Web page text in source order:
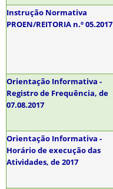
Instrução Normativa
PROEN/REITORIA n.º 05.2017
Orientação Informativa -
Registro de Frequência, de
07.08.2017
Orientação Informativa -
Horário de execução das
Atividades, de 2017